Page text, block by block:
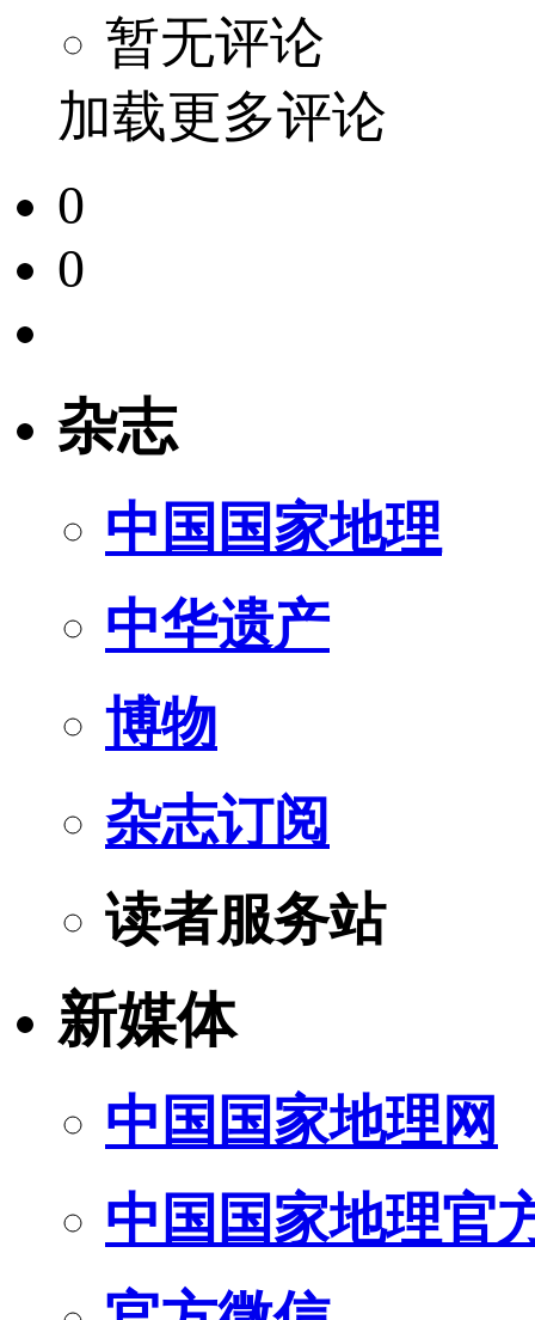
暂无评论
加载更多评论
0
0
杂志
中国国家地理
中华遗产
博物
杂志订阅
读者服务站
新媒体
中国国家地理网
中国国家地理官